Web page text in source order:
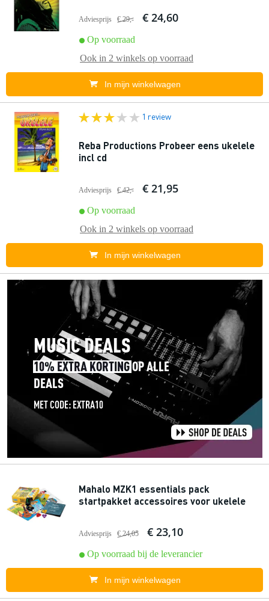
Adviesprijs € 29,- € 24,60
Op voorraad
Ook in 2 winkels op voorraad
In mijn winkelwagen
1 review
Reba Productions Probeer eens ukelele
incl cd
Adviesprijs € 42,- € 21,95
Op voorraad
Ook in 2 winkels op voorraad
In mijn winkelwagen
Mahalo MZK1 essentials pack
startpakket accessoires voor ukelele
Adviesprijs € 24,05 € 23,10
Op voorraad bij de leverancier
In mijn winkelwagen